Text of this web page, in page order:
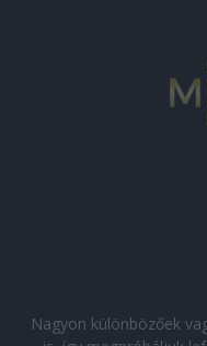
Nagyon különbözőek